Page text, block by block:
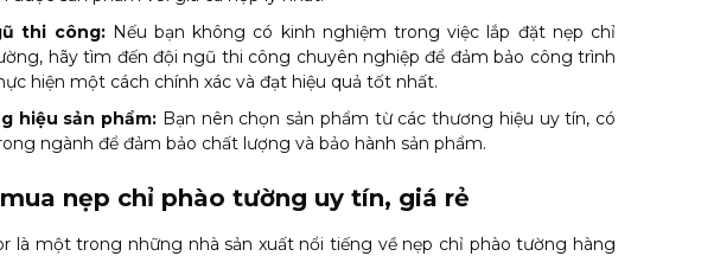
thi công:Nếu bạn không có kinh nghiệm trong việc lắp đặt nẹp chỉ
hãy tìm đến đội ngũ thi công chuyên nghiệp để đảm bảo công trình
hiện một cách chính xác và đạt hiệu quả tốt nhất.
hiệu sản phẩm: Bạn nên chọn sản phẩm từ các thương hiệu uy tín, có
ngành để đảm bảo chất lượng và bảo hành sản phẩm.
nẹp chỉ phào tường uy tín, giá rẻ
là một trong những nhà sản xuất nổi tiếng về nẹp chỉ phào tường hàng